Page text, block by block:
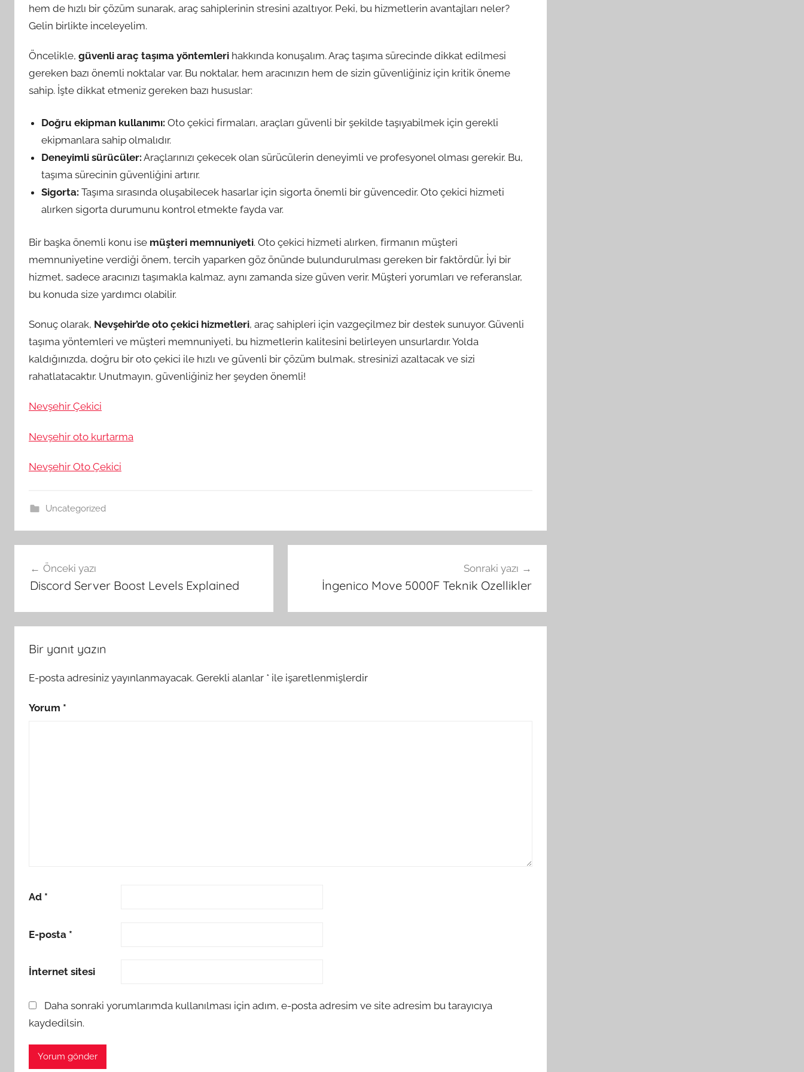
hem de hızlı bir çözüm sunarak, araç sahiplerinin stresini azaltıyor. Peki, bu hizmetlerin avantajları neler?
Gelin birlikte inceleyelim.
Öncelikle, güvenli araç taşıma yöntemleri hakkında konuşalım. Araç taşıma sürecinde dikkat edilmesi
gereken bazı önemli noktalar var. Bu noktalar, hem aracınızın hem de sizin güvenliğiniz için kritik öneme
sahip. İşte dikkat etmeniz gereken bazı hususlar:
Doğru ekipman kullanımı: Oto çekici firmaları, araçları güvenli bir şekilde taşıyabilmek için gerekli
ekipmanlara sahip olmalıdır.
Deneyimli sürücüler: Araçlarınızı çekecek olan sürücülerin deneyimli ve profesyonel olması gerekir. Bu,
taşıma sürecinin güvenliğini artırır.
Sigorta: Taşıma sırasında oluşabilecek hasarlar için sigorta önemli bir güvencedir. Oto çekici hizmeti
alırken sigorta durumunu kontrol etmekte fayda var.
Bir başka önemli konu ise müşteri memnuniyeti. Oto çekici hizmeti alırken, firmanın müşteri
memnuniyetine verdiği önem, tercih yaparken göz önünde bulundurulması gereken bir faktördür. İyi bir
hizmet, sadece aracınızı taşımakla kalmaz, aynı zamanda size güven verir. Müşteri yorumları ve referanslar,
bu konuda size yardımcı olabilir.
Sonuç olarak, Nevşehir’de oto çekici hizmetleri, araç sahipleri için vazgeçilmez bir destek sunuyor. Güvenli
taşıma yöntemleri ve müşteri memnuniyeti, bu hizmetlerin kalitesini belirleyen unsurlardır. Yolda
kaldığınızda, doğru bir oto çekici ile hızlı ve güvenli bir çözüm bulmak, stresinizi azaltacak ve sizi
rahatlatacaktır. Unutmayın, güvenliğiniz her şeyden önemli!
Nevşehir Çekici
Nevşehir oto kurtarma
Nevşehir Oto Çekici
Uncategorized
gezinmesi
Önceki yazı
Discord Server Boost Levels Explained
Sonraki yazı
İngenico Move 5000F Teknik Ozellikler
Bir yanıt yazın
E-posta adresiniz yayınlanmayacak. Gerekli alanlar * ile işaretlenmişlerdir
Yorum *
Ad *
E-posta *
İnternet sitesi
Daha sonraki yorumlarımda kullanılması için adım, e-posta adresim ve site adresim bu tarayıcıya
kaydedilsin.